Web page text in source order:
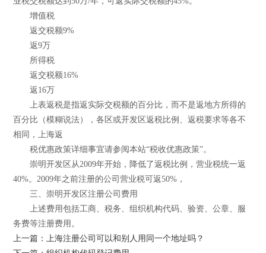
增值税
返交税额9%
返9万
所得税
返交税额16%
返16万
上表返税是指返实际交税额的百分比，而不是返地方所得的
百分比（模糊说法），各区或开发区返税比例、返税要求等各不
相同，上海返
税优惠政策详细事宜请参阅本站“税收优惠政策”。
崇明开发区从2009年开始，降低了返税比例，营业税统一返
40%。2009年之前注册的公司营业税可返50%，
三、崇明开发区注册公司费用
上述费用包括工商、税务、组织机构代码、验资、公章、服
务费等注册费用。
上一篇：上海注册公司可以和别人用同一个地址吗？